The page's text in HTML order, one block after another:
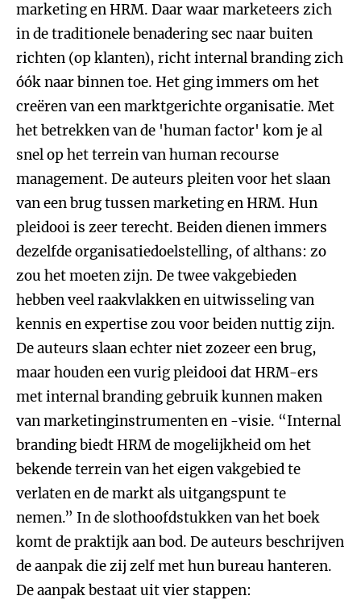
marketing en HRM. Daar waar marketeers zich
in de traditionele benadering sec naar buiten
richten (op klanten), richt internal branding zich
óók naar binnen toe. Het ging immers om het
creëren van een marktgerichte organisatie. Met
het betrekken van de 'human factor' kom je al
snel op het terrein van human recourse
management. De auteurs pleiten voor het slaan
van een brug tussen marketing en HRM. Hun
pleidooi is zeer terecht. Beiden dienen immers
dezelfde organisatiedoelstelling, of althans: zo
zou het moeten zijn. De twee vakgebieden
hebben veel raakvlakken en uitwisseling van
kennis en expertise zou voor beiden nuttig zijn.
De auteurs slaan echter niet zozeer een brug,
maar houden een vurig pleidooi dat HRM-ers
met internal branding gebruik kunnen maken
van marketinginstrumenten en -visie. “Internal
branding biedt HRM de mogelijkheid om het
bekende terrein van het eigen vakgebied te
verlaten en de markt als uitgangspunt te
nemen.” In de slothoofdstukken van het boek
komt de praktijk aan bod. De auteurs beschrijven
de aanpak die zij zelf met hun bureau hanteren.
De aanpak bestaat uit vier stappen: